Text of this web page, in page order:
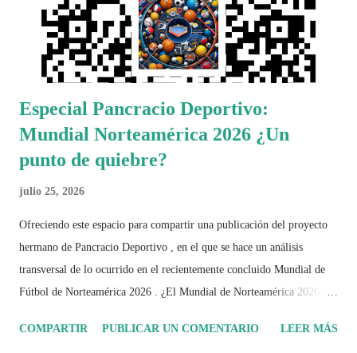
Especial Pancracio Deportivo:
Mundial Norteamérica 2026 ¿Un
punto de quiebre?
julio 25, 2026
Ofreciendo este espacio para compartir una publicación del proyecto
hermano de Pancracio Deportivo , en el que se hace un análisis
transversal de lo ocurrido en el recientemente concluido Mundial de
Fútbol de Norteamérica 2026 . ¿El Mundial de Norteamérica 2026 ha
COMPARTIR PUBLICAR UN COMENTARIO LEER MÁS